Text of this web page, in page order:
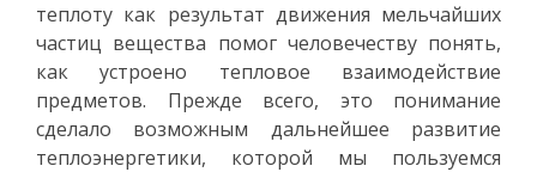
теплоту как результат движения мельчайших
частиц вещества помог человечеству понять,
как устроено тепловое взаимодействие
предметов. Прежде всего, это понимание
сделало возможным дальнейшее развитие
теплоэнергетики, которой мы пользуемся